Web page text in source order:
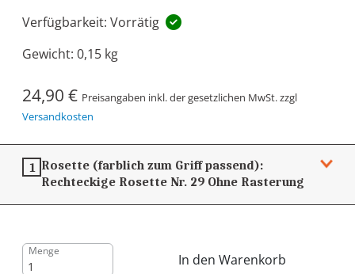
Verfügbarkeit: Vorrätig
Gewicht: 0,15 kg
24,90 € Preisangaben inkl. der gesetzlichen MwSt. zzgl
Versandkosten
1 Rosette (farblich zum Griff passend):
Rechteckige Rosette Nr. 29 Ohne Rasterung
Menge
In den Warenkorb